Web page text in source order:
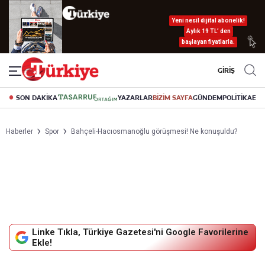
Yeni nesil dijital abonelik!
Aylık 19 TL’ den
başlayan fiyatlarla.
GİRİŞ
SON DAKİKA YAZARLARBİZİM SAYFAGÜNDEMPOLİTİKA
Haberler Spor Bahçeli-Hacıosmanoğlu görüşmesi! Ne konuşuldu?
Linke Tıkla, Türkiye Gazetesi'ni Google Favorilerine
Ekle!